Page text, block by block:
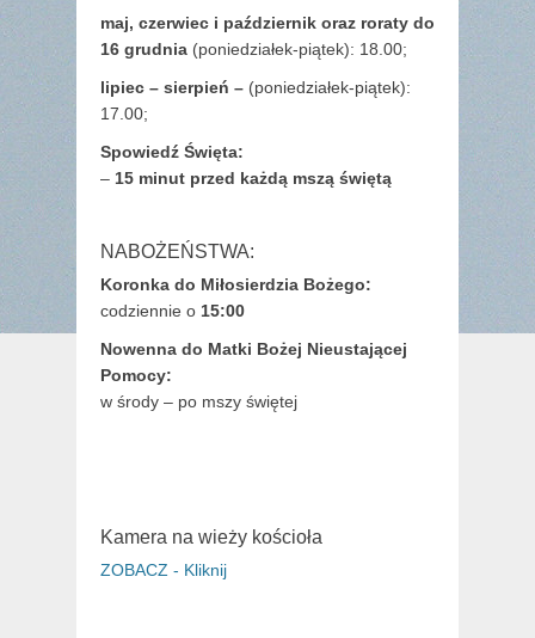
maj, czerwiec i październik oraz roraty do
16 grudnia (poniedziałek-piątek): 18.00;
lipiec – sierpień – (poniedziałek-piątek):
17.00;
Spowiedź Święta:
– 15 minut przed każdą mszą świętą
NABOŻEŃSTWA:
Koronka do Miłosierdzia Bożego:
codziennie o 15:00
Nowenna do Matki Bożej Nieustającej
Pomocy:
w środy – po mszy świętej
Kamera na wieży kościoła
ZOBACZ - Kliknij